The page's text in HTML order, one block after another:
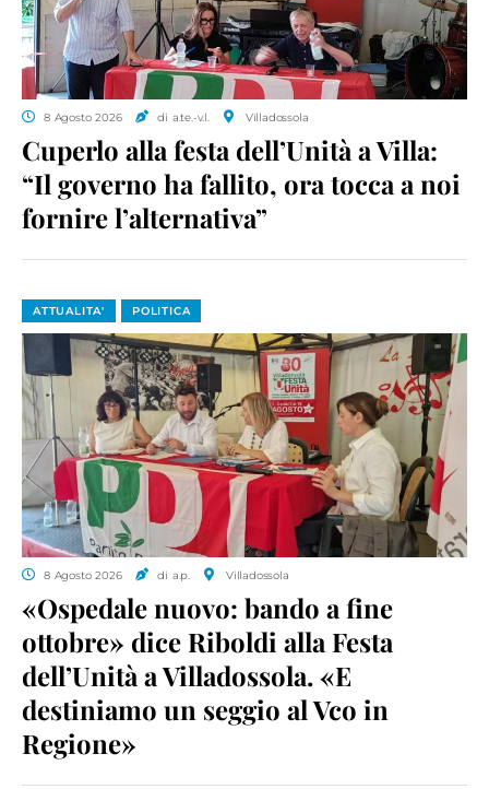
8 Agosto 2026 di a.te.-v.l. Villadossola
Cuperlo alla festa dell’Unità a Villa:
“Il governo ha fallito, ora tocca a noi
fornire l’alternativa”
ATTUALITA' POLITICA
8 Agosto 2026 di a.p. Villadossola
«Ospedale nuovo: bando a fine
ottobre» dice Riboldi alla Festa
dell’Unità a Villadossola. «E
destiniamo un seggio al Vco in
Regione»